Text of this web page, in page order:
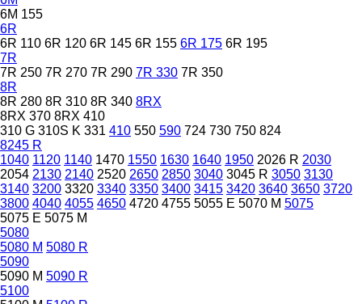
6M 155
6R
6R 110 6R 120 6R 145 6R 155 6R 175 6R 195
7R
7R 250 7R 270 7R 290 7R 330 7R 350
8R
8R 280 8R 310 8R 340 8RX
8RX 370 8RX 410
310 G 310S K 331 410 550 590 724 730 750 824
8245 R
1040 1120 1140 1470 1550 1630 1640 1950 2026 R 2030
2054 2130 2140 2520 2650 2850 3040 3045 R 3050 3130
3140 3200 3320 3340 3350 3400 3415 3420 3640 3650 3720
3800 4040 4055 4650 4720 4755 5055 E 5070 M 5075
5075 E 5075 M
5080
5080 M 5080 R
5090
5090 M 5090 R
5100